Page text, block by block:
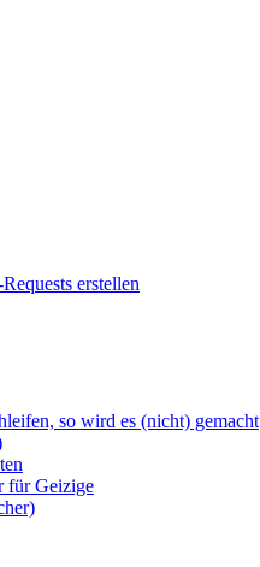
erstellen
so wird es (nicht) gemacht
für Geizige